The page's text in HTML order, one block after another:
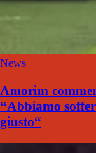
News
Amorim
“Abbiamo
giusto“